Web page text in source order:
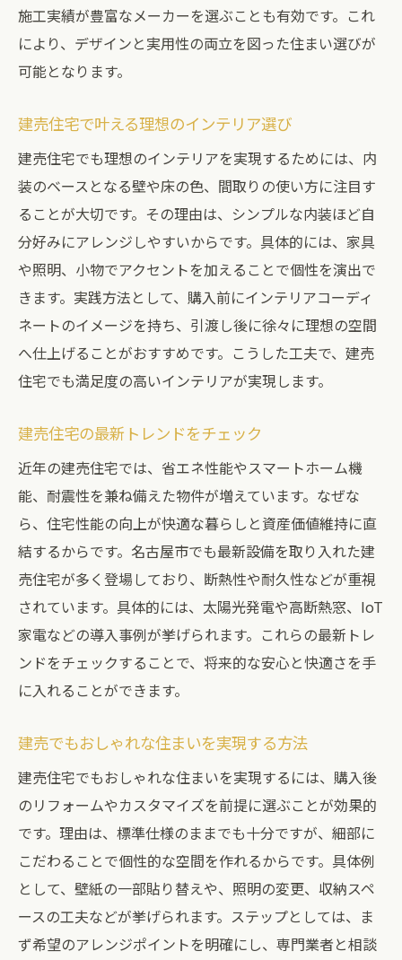
施工実績が豊富なメーカーを選ぶことも有効です。これ
により、デザインと実用性の両立を図った住まい選びが
可能となります。
建売住宅で叶える理想のインテリア選び
建売住宅でも理想のインテリアを実現するためには、内
装のベースとなる壁や床の色、間取りの使い方に注目す
ることが大切です。その理由は、シンプルな内装ほど自
分好みにアレンジしやすいからです。具体的には、家具
や照明、小物でアクセントを加えることで個性を演出で
きます。実践方法として、購入前にインテリアコーディ
ネートのイメージを持ち、引渡し後に徐々に理想の空間
へ仕上げることがおすすめです。こうした工夫で、建売
住宅でも満足度の高いインテリアが実現します。
建売住宅の最新トレンドをチェック
近年の建売住宅では、省エネ性能やスマートホーム機
能、耐震性を兼ね備えた物件が増えています。なぜな
ら、住宅性能の向上が快適な暮らしと資産価値維持に直
結するからです。名古屋市でも最新設備を取り入れた建
売住宅が多く登場しており、断熱性や耐久性などが重視
されています。具体的には、太陽光発電や高断熱窓、IoT
家電などの導入事例が挙げられます。これらの最新トレ
ンドをチェックすることで、将来的な安心と快適さを手
に入れることができます。
建売でもおしゃれな住まいを実現する方法
建売住宅でもおしゃれな住まいを実現するには、購入後
のリフォームやカスタマイズを前提に選ぶことが効果的
です。理由は、標準仕様のままでも十分ですが、細部に
こだわることで個性的な空間を作れるからです。具体例
として、壁紙の一部貼り替えや、照明の変更、収納スペ
ースの工夫などが挙げられます。ステップとしては、ま
ず希望のアレンジポイントを明確にし、専門業者と相談